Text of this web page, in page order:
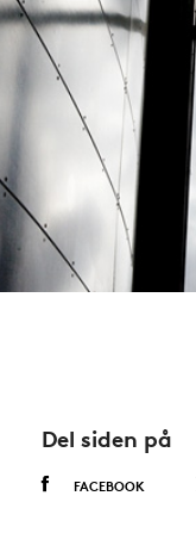
Del siden på
FACEBOOK